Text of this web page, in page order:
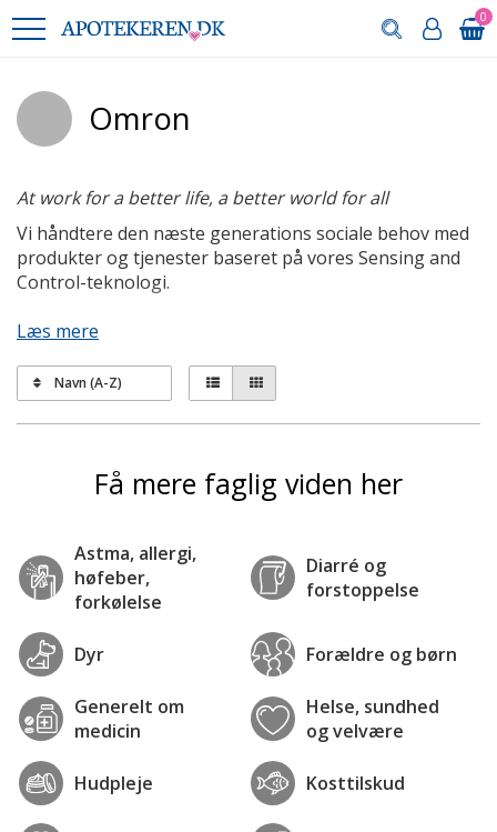
0
Omron
At work for a better life, a better world for all
Vi håndtere den næste generations sociale behov med
produkter og tjenester baseret på vores Sensing and
Control-teknologi.
Læs mere
Navn (A-Z)
Få mere faglig viden her
Astma, allergi,
høfeber,
forkølelse
Diarré og
forstoppelse
Dyr Forældre og børn
Generelt om
medicin
Helse, sundhed
og velvære
Hudpleje Kosttilskud